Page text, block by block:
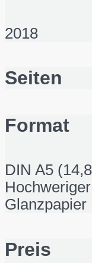
2018
Seiten
Format
DIN A5
Glanzpapier
Preis